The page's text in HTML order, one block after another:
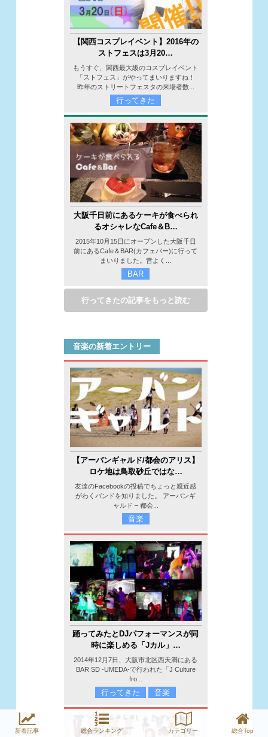
【関西コスプレイベント】2016年の
ストフェスは3月20…
もうすぐ、関西最大級のコスプレイベント
「ストフェス」がやってまいりますね！
昨年のストリートフェスタの来場者数...
行ってきた
大阪千日前にあるケーキが食べられ
るオシャレなCafe＆B…
2015年10月15日にオープンした大阪千日
前にあるCafe＆BAR(カフェバー)に行って
まいりました。昔よく...
BAR
行ってきたの記事をもっと読む
音楽の新着エントリー
【アーバンギャルド/都会のアリス】
ロケ地は鳥取砂丘ではな…
友達のFacebookの投稿でちょっと親近感
がわくバンドを知りました。 アーバンギ
ャルド – 都会...
音楽
踊ってみたとDJパフォーマンスが同
時に楽しめる「Jカル」…
2014年12月7日、大阪市北区西天満にある
BAR SD -UMEDA-で行われた「J Culture
fro...
行ってきた 音楽
新着記事 総合ランキング カテゴリー 総合Top